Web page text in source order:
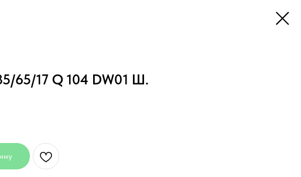
65/17 Q 104 DW01 Ш.